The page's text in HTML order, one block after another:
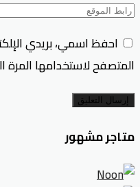
احفظ اسمي، بريدي
المتصفح لاستخدامها المرة
إرسال التعليق
متاجر مشهور